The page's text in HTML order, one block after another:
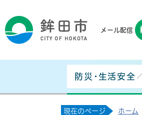
メール配信
防災・生活安全
現在のページ ホーム